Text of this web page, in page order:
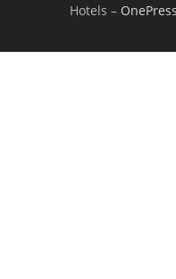
Hotels – OnePress